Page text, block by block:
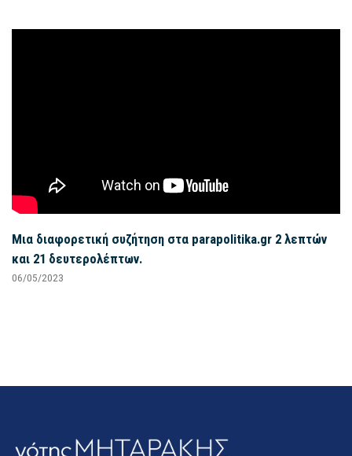
Μια διαφορετική συζήτηση στα parapolitika.gr 2 λεπτών
και 21 δευτερολέπτων.
06/05/2023